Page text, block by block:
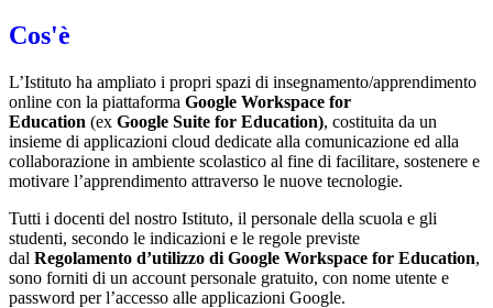
Cos'è
L’Istituto ha ampliato i propri spazi di insegnamento/apprendimento
online con la piattaforma Google Workspace for
Education (ex Google Suite for Education), costituita da un
insieme di applicazioni cloud dedicate alla comunicazione ed alla
collaborazione in ambiente scolastico al fine di facilitare, sostenere e
motivare l’apprendimento attraverso le nuove tecnologie.
Tutti i docenti del nostro Istituto, il personale della scuola e gli
studenti, secondo le indicazioni e le regole previste
dal Regolamento d’utilizzo di Google Workspace for Education,
sono forniti di un account personale gratuito, con nome utente e
password per l’accesso alle applicazioni Google.